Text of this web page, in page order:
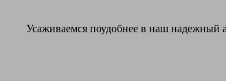
Усаживаемся поудобнее в наш надежный